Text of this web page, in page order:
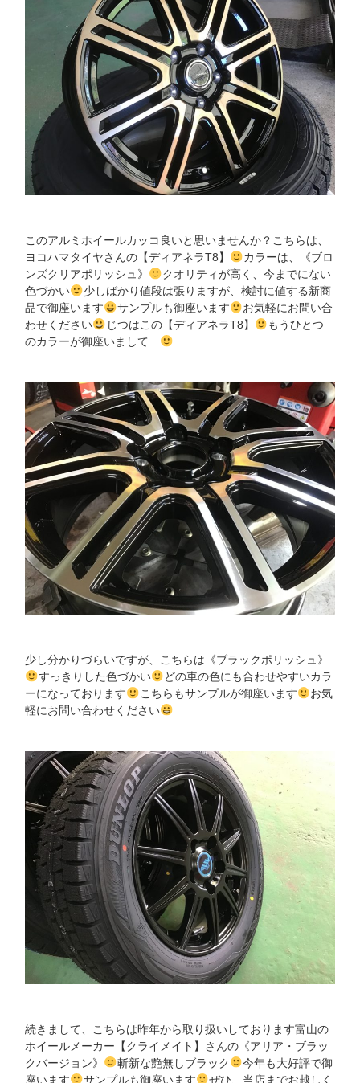
このアルミホイールカッコ良いと思いませんか？こちらは、
ヨコハマタイヤさんの【ディアネラT8】
カラーは、《ブロ
ンズクリアポリッシュ》
クオリティが高く、今までにない
色づかい
少しばかり値段は張りますが、検討に値する新商
品で御座います
サンプルも御座います
お気軽にお問い合
わせください
じつはこの【ディアネラT8】
もうひとつ
のカラーが御座いまして…
少し分かりづらいですが、こちらは《ブラックポリッシュ》
すっきりした色づかい
どの車の色にも合わせやすいカラ
ーになっております
こちらもサンプルが御座います
お気
軽にお問い合わせください
続きまして、こちらは昨年から取り扱いしております富山の
ホイールメーカー【クライメイト】さんの《アリア・ブラッ
クバージョン》
斬新な艶無しブラック
今年も大好評で御
座います
サンプルも御座います ぜひ、当店までお越しく